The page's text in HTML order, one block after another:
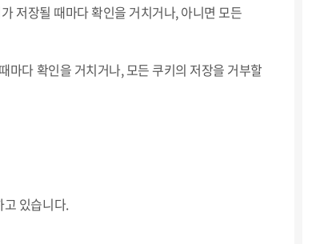
저장될 때마다 확인을 거치거나, 아니면 모든
마다 확인을 거치거나, 모든 쿠키의 저장을 거부할
있습니다.